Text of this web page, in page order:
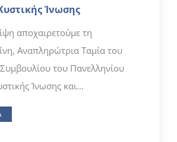
Ίνωσης
αποχαιρετούμε τη
Αναπληρώτρια Ταμία του
Συμβουλίου του Πανελληνίου
Ίνωσης και...